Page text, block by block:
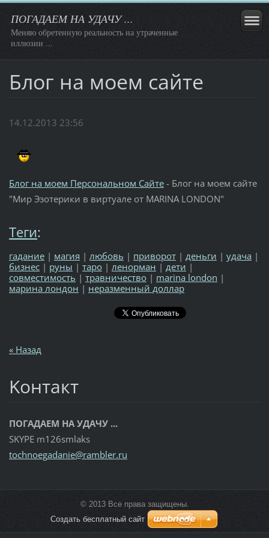
ПОГАДАЕМ НА УДАЧУ ...
Меняю обретенную реальность на утраченные
иллюзии ...
Блог на моем сайте
14.12.2013 23:56
Блог на моем Персональном Сайте- Блог на моем сайте
"Мир Эзотерики в виртуале от MARINA LONDON"
Теги:
гадание | магия | любовь | приворот | деньги | удача |
бизнес | руны | таро | ленорман | дети |
совместимость | травничество | marina london |
марина лондон | неразменный доллар
« Назад
Koнтакт
ПОГАДАЕМ НА УДАЧУ ...
SKYPE m126smlaks
tochnoegadanie@rambler.ru
© 2013 Все права защищены.
Создать бесплатный сайт